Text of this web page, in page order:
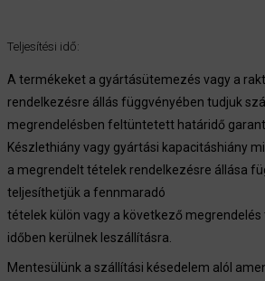
Teljesítési idő:
A termékeket a gyártásütemezés vagy a
rendelkezésre állás függvényében tudjuk
megrendelésben feltüntetett határidő
Készlethiány vagy gyártási kapacitáshiány
a megrendelt tételek rendelkezésre állása
teljesíthetjük a fennmaradó
tételek külön vagy a következő megrendelés
időben kerülnek leszállításra.
Mentesülünk a szállítási késedelem alól